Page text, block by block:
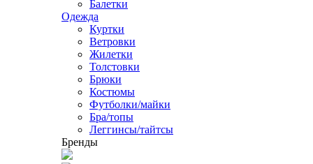
Балетки
Одежда
Куртки
Ветровки
Жилетки
Толстовки
Брюки
Костюмы
Футболки/майки
Бра/топы
Леггинсы/тайтсы
Бренды